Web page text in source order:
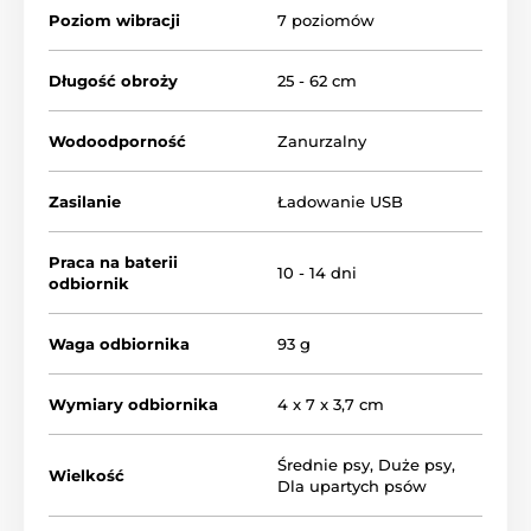
Poziom wibracji 7 poziomów
Długość obroży 25 - 62 cm
Wodoodporność Zanurzalny
Zasilanie Ładowanie USB
Praca na baterii
odbiornik
10 - 14 dni
Waga odbiornika 93 g
Wymiary odbiornika 4 x 7 x 3,7 cm
Wielkość
Średnie psy, Duże psy,
Dla upartych psów